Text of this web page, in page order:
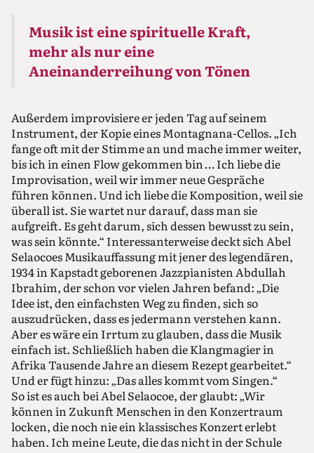
Musik ist eine spirituelle Kraft,
mehr als nur eine
Aneinanderreihung von Tönen
Außerdem improvisiere er jeden Tag auf seinem
Instrument, der Kopie eines Montagnana-Cellos. „Ich
fange oft mit der Stimme an und mache immer weiter,
bis ich in einen Flow gekommen bin … Ich liebe die
Improvisation, weil wir immer neue Gespräche
führen können. Und ich liebe die Komposition, weil sie
überall ist. Sie wartet nur darauf, dass man sie
aufgreift. Es geht darum, sich dessen bewusst zu sein,
was sein könnte.“ Interessanterweise deckt sich Abel
Selaocoes Musikauffassung mit jener des legendären,
1934 in Kapstadt geborenen Jazzpianisten Abdullah
Ibrahim, der schon vor vielen Jahren befand: „Die
Idee ist, den einfachsten Weg zu finden, sich so
auszudrücken, dass es jedermann verstehen kann.
Aber es wäre ein Irrtum zu glauben, dass die Musik
einfach ist. Schließlich haben die Klangmagier in
Afrika Tausende Jahre an diesem Rezept gearbeitet.“
Und er fügt hinzu: „Das alles kommt vom Singen.“
So ist es auch bei Abel Selaocoe, der glaubt: „Wir
können in Zukunft Menschen in den Konzertraum
locken, die noch nie ein klassisches Konzert erlebt
haben. Ich meine Leute, die das nicht in der Schule